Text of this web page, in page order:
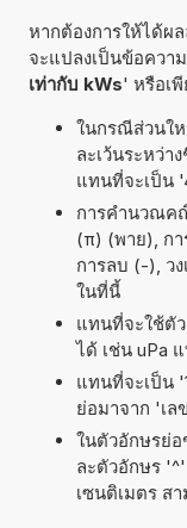
หากต้องการให้ได้ผ
จะแปลงเป็นข้อควา
เท่ากับ kWs' หรือเ
ในกรณีส่วนใ
ละเว้นระหว่า
แทนที่จะเป็น
การคำนวณค
(π) (พาย), กา
การลบ (-), ว
ในที่นี้
แทนที่จะใช้ตั
ได้ เช่น uPa
แทนที่จะเป็น
ย่อมาจาก 'เล
ในตัวอักษรย่
ละตัวอักษร
เซนติเมตร ส